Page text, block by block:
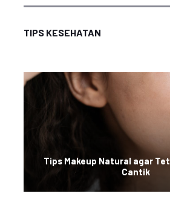
TIPS KESEHATAN
Tips Makeup Natural agar
Cantik